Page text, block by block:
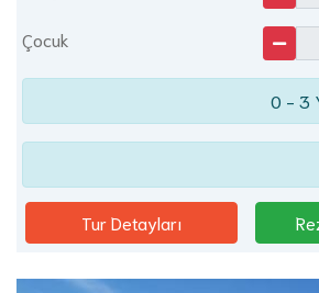
Çocuk
0 - 3
Tur Detayları